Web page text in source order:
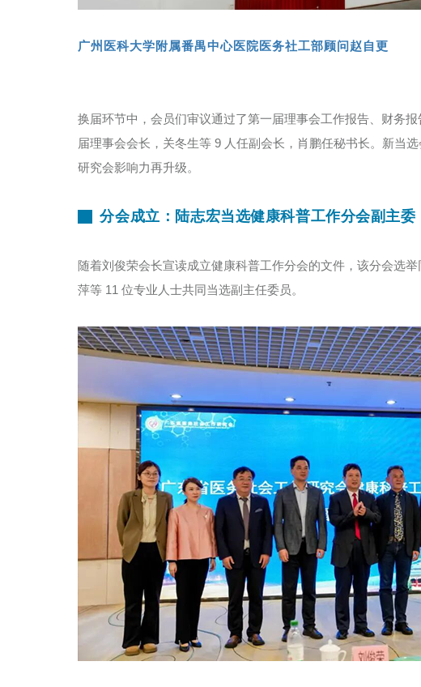
广州医科大学附属番禺中心医院医务社工部顾问赵自更
换届环节中，会员们审议通过了第一届理事会工作报告、财务
届理事会会长，关冬生等 9 人任副会长，肖鹏任秘书长。新当
研究会影响力再升级。
分会成立：陆志宏当选健康科普工作分会副主委
随着刘俊荣会长宣读成立健康科普工作分会的文件，该分会选
萍等 11 位专业人士共同当选副主任委员。